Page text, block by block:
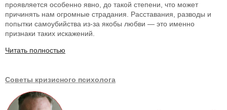
проявляется особенно явно, до такой степени, что может
причинять нам огромные страдания. Расставания, разводы и
попытки самоубийства из-за якобы любви — это именно
признаки таких искажений.
Читать полностью
Советы кризисного психолога